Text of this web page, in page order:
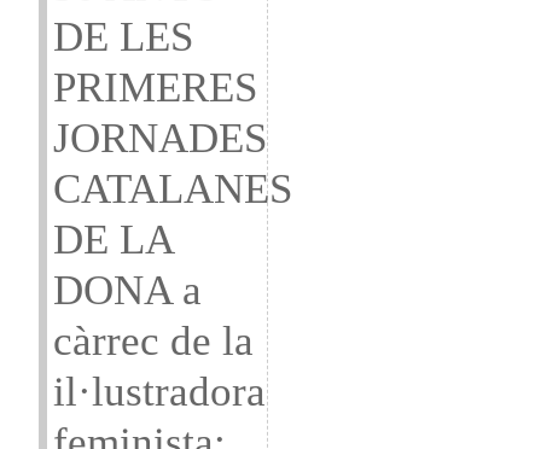
DE LES
PRIMERES
JORNADES
CATALANES
DE LA
DONA a
càrrec de la
il·lustradora